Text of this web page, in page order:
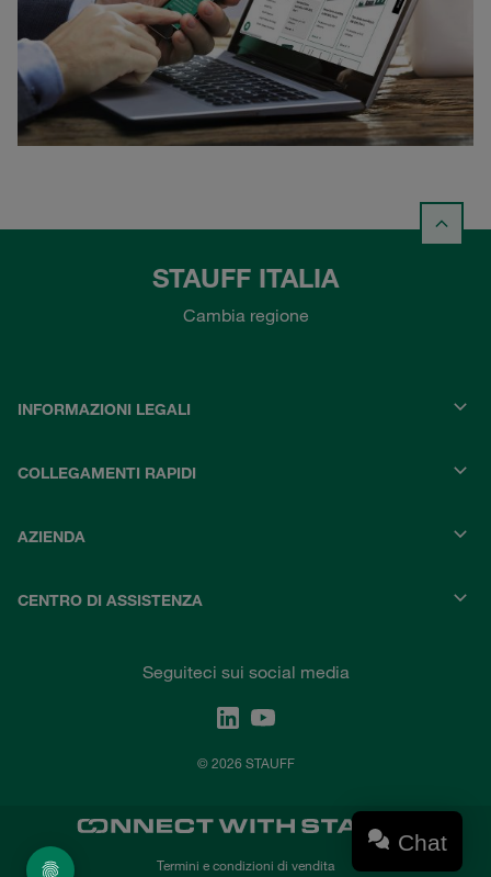
STAUFF ITALIA
Cambia regione
INFORMAZIONI LEGALI
COLLEGAMENTI RAPIDI
AZIENDA
CENTRO DI ASSISTENZA
Seguiteci sui social media
© 2026 STAUFF
Termini e condizioni di vendita
Chat